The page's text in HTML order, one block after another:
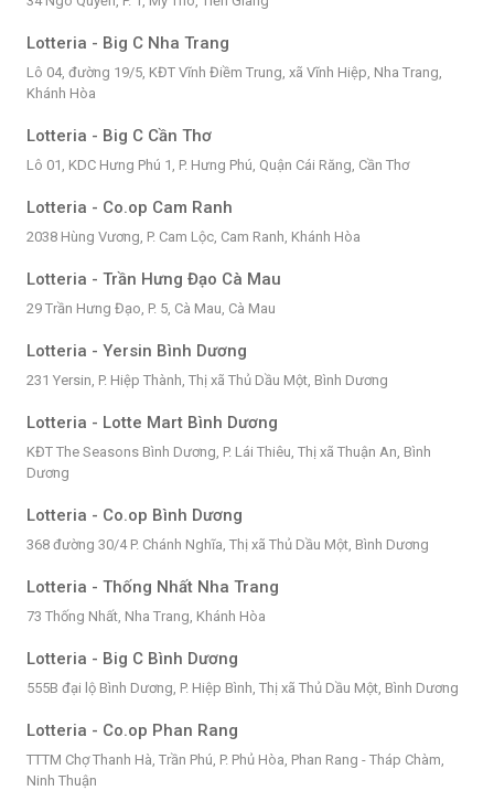
Lotteria - Big C Nha Trang
Lô 04, đường 19/5, KĐT Vĩnh Điềm Trung, xã Vĩnh Hiệp, Nha Trang,
Khánh Hòa
Lotteria - Big C Cần Thơ
Lô 01, KDC Hưng Phú 1, P. Hưng Phú, Quận Cái Răng, Cần Thơ
Lotteria - Co.op Cam Ranh
2038 Hùng Vương, P. Cam Lộc, Cam Ranh, Khánh Hòa
Lotteria - Trần Hưng Đạo Cà Mau
29 Trần Hưng Đạo, P. 5, Cà Mau, Cà Mau
Lotteria - Yersin Bình Dương
231 Yersin, P. Hiệp Thành, Thị xã Thủ Dầu Một, Bình Dương
Lotteria - Lotte Mart Bình Dương
KĐT The Seasons Bình Dương, P. Lái Thiêu, Thị xã Thuận An, Bình
Dương
Lotteria - Co.op Bình Dương
368 đường 30/4 P. Chánh Nghĩa, Thị xã Thủ Dầu Một, Bình Dương
Lotteria - Thống Nhất Nha Trang
73 Thống Nhất, Nha Trang, Khánh Hòa
Lotteria - Big C Bình Dương
555B đại lộ Bình Dương, P. Hiệp Bình, Thị xã Thủ Dầu Một, Bình Dương
Lotteria - Co.op Phan Rang
TTTM Chợ Thanh Hà, Trần Phú, P. Phủ Hòa, Phan Rang - Tháp Chàm,
Ninh Thuận